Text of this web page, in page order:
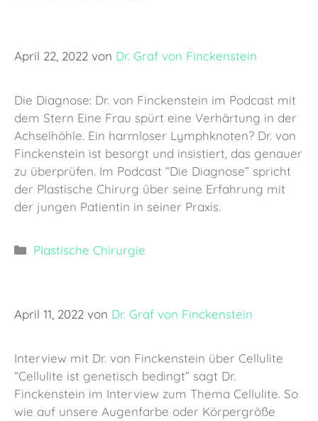
April 22, 2022 von Dr. Graf von Finckenstein
Die Diagnose: Dr. von Finckenstein im Podcast mit
dem Stern Eine Frau spürt eine Verhärtung in der
Achselhöhle. Ein harmloser Lymphknoten? Dr. von
Finckenstein ist besorgt und insistiert, das genauer
zu überprüfen. Im Podcast “Die Diagnose” spricht
der Plastische Chirurg über seine Erfahrung mit
der jungen Patientin in seiner Praxis.
Kategorien
Plastische Chirurgie
April 11, 2022 von Dr. Graf von Finckenstein
Interview mit Dr. von Finckenstein über Cellulite
“Cellulite ist genetisch bedingt” sagt Dr.
Finckenstein im Interview zum Thema Cellulite. So
wie auf unsere Augenfarbe oder Körpergröße